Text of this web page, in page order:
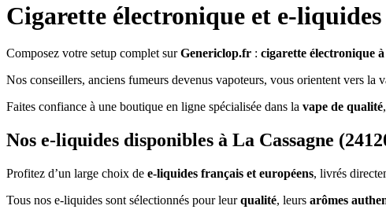
Cigarette électronique et e-liquides
Composez votre setup complet surGenericlop.fr : cigarette électronique
Nos conseillers, anciens fumeurs devenus vapoteurs, vous orientent vers la
Faites confiance à une boutique en ligne spécialisée dans la vape de qualité
Nos e-liquides disponibles à La Cassagne
Profitez d’un large choix de e-liquides français et européens, livrés
Tous nos e-liquides sont sélectionnés pour leurqualité, leurs arômes